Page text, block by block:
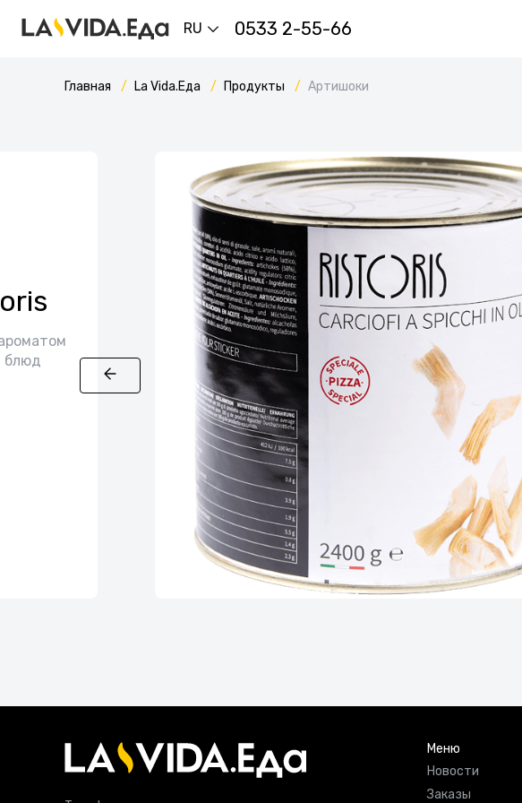
RU 0533 2-55-66
Главная La Vida.Еда Продукты Артишоки
блюд
Меню
Новости
Заказы